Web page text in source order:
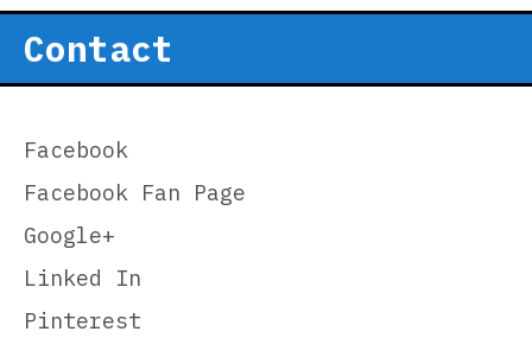
Contact
Facebook
Facebook Fan Page
Google+
Linked In
Pinterest